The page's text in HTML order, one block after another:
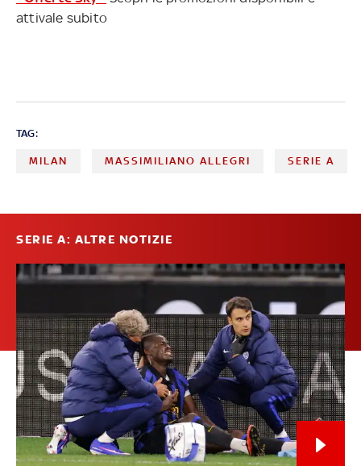
attivale subito
TAG:
MILAN MASSIMILIANO ALLEGRI SERIE A
SERIE A: ALTRE NOTIZIE